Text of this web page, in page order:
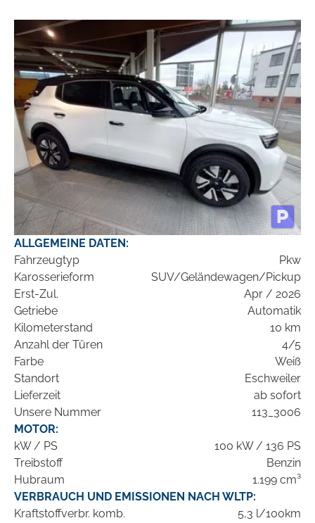
ALLGEMEINE DATEN:
Fahrzeugtyp
Pkw
Karosserieform
SUV/Geländewagen/Pickup
Erst-Zul.
Apr / 2026
Getriebe
Automatik
Kilometerstand
10 km
Anzahl der Türen
4/5
Farbe
Weiß
Standort
Eschweiler
Lieferzeit
ab sofort
Unsere Nummer
113_3006
MOTOR:
kW / PS
100 kW / 136 PS
Treibstoff
Benzin
Hubraum
1.199 cm³
VERBRAUCH UND EMISSIONEN NACH WLTP:
Kraftstoffverbr. komb.
5,3 l/100km